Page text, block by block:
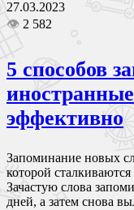
27.03.2023
👁 2 582
5 способов
эффективно
Запоминание новых
которой
Зачастую слова
дней, а затем снова